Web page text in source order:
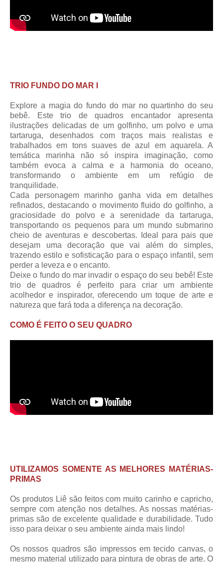
TRIO FUNDO DO MAR I
Explore a magia do fundo do mar no quartinho do seu
bebê. Este trio de quadros encantador apresenta
ilustrações delicadas de um golfinho, um polvo e uma
tartaruga, desenhados com traços mais realistas e
trabalhados em tons suaves de azul em aquarela. A
temática marinha não só inspira imaginação, como
também evoca a calma e a harmonia do oceano,
transformando o ambiente em um refúgio de
tranquilidade.
Cada personagem marinho ganha vida em detalhes
refinados, destacando o movimento fluido do golfinho, a
graciosidade do polvo e a serenidade da tartaruga,
transportando os pequenos para um mundo submarino
cheio de aventuras e descobertas. Ideal para pais que
desejam uma decoração que vai além do simples,
trazendo estilo e sofisticação para o espaço infantil, sem
perder a leveza e o encanto.
Deixe o fundo do mar invadir o espaço do seu bebê! Este
trio de quadros é perfeito para criar um ambiente
acolhedor e inspirador, oferecendo um toque de arte e
natureza que fará toda a diferença na decoração.
COMO É FEITO O SEU QUADRO
UTILIZAMOS SOMENTE AS MELHORES MATÉRIAS-
PRIMAS
Os produtos Liê são feitos com muito carinho e capricho,
sempre com atenção nos detalhes. As nossas matérias-
primas são de excelente qualidade e durabilidade. Tudo
isso para deixar o seu ambiente ainda mais lindo!
Os nossos quadros são impressos em tecido canvas, o
mesmo material utilizado para pintura de obras de arte. O